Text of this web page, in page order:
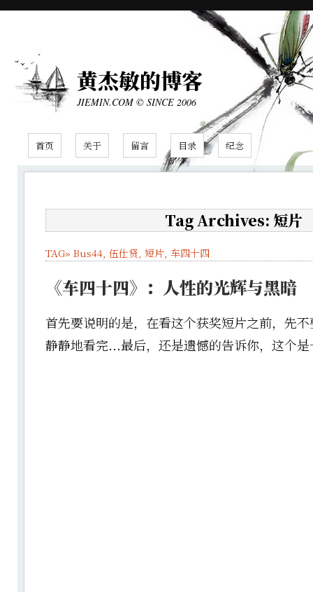
黄杰敏的博客
JIEMIN.COM © SINCE 2006
首页 关于 留言 目录 纪念
Tag Archives: 短片
TAG» Bus44, 伍仕贤, 短片, 车四十四
《车四十四》：人性的光辉与黑暗
首先要说明的是，在看这个获奖短片之前，先
静静地看完...最后，还是遗憾的告诉你，这个